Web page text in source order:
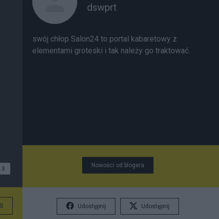
3
dswprt
swój chłop Salon24 to portal kabaretowy z
elementami groteski i tak należy go traktować.
Nowości od blogera
Udostępnij Udostępnij